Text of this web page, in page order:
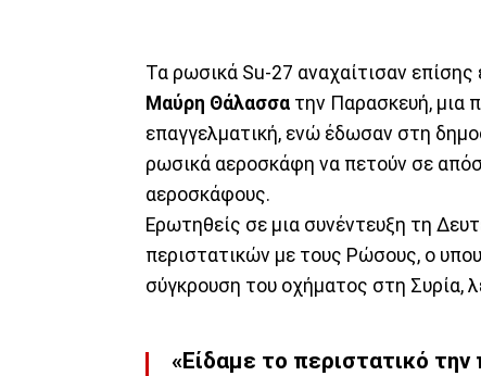
Τα ρωσικά Su-27 αναχαίτισαν
Μαύρη Θάλασσα την Παρασκευή, μια
επαγγελματική, ενώ έδωσαν στη
ρωσικά αεροσκάφη να πετούν σε
αεροσκάφους.
Ερωτηθείς σε μια συνέντευξη τη
περιστατικών με τους Ρώσους, ο
σύγκρουση του οχήματος στη Συρία,
«Είδαμε το περιστατικό